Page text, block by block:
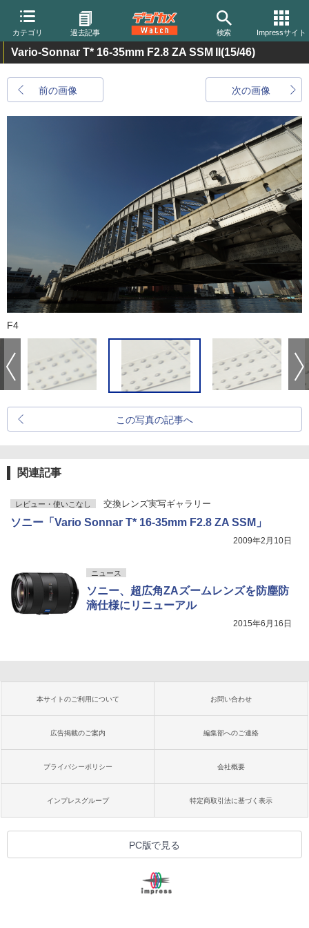
カテゴリ 過去記事 検索 Impressサイト
Vario-Sonnar T* 16-35mm F2.8 ZA SSM II(15/46)
前の画像 次の画像
F4
この写真の記事へ
関連記事
レビュー・使いこなし 交換レンズ実写ギャラリー
ソニー「Vario Sonnar T* 16-35mm F2.8 ZA SSM」
2009年2月10日
ニュース
ソニー、超広角ZAズームレンズを防塵防
滴仕様にリニューアル
2015年6月16日
本サイトのご利用について お問い合わせ
広告掲載のご案内 編集部へのご連絡
プライバシーポリシー 会社概要
インプレスグループ 特定商取引法に基づく表示
PC版で見る